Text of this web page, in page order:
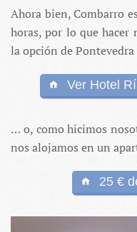
Ahora bien, Combarro
horas, por lo que hacer
la opción de
Ver Hotel
… o, como hicimos
nos alojamos en un
25 €